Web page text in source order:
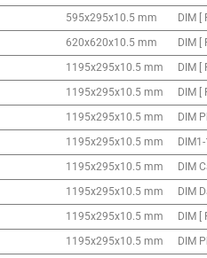
595x295x10.5 mm
DIM [
620x620x10.5 mm
DIM [
1195x295x10.5 mm
DIM [
1195x295x10.5 mm
DIM [
1195x295x10.5 mm
DIM
1195x295x10.5 mm
1195x295x10.5 mm
DIM
1195x295x10.5 mm
DIM
1195x295x10.5 mm
DIM [
1195x295x10.5 mm DIM